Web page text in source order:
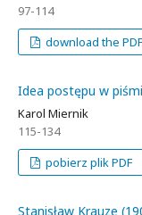
97-114
download the
Idea postępu w
Karol Miernik
115-134
pobierz plik PDF
Stanisław Krauze